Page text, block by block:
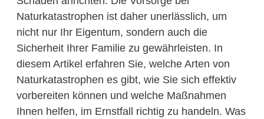
Naturkatastrophen ist daher unerlässlich, um
nicht nur Ihr Eigentum, sondern auch die
Sicherheit Ihrer Familie zu gewährleisten. In
diesem Artikel erfahren Sie, welche Arten von
Naturkatastrophen es gibt, wie Sie sich effektiv
vorbereiten können und welche Maßnahmen
Ihnen helfen, im Ernstfall richtig zu handeln. Was